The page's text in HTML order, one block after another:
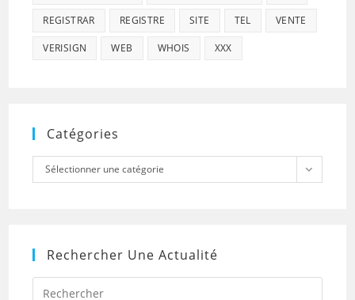
REGISTRAR REGISTRE SITE TEL VENTE
VERISIGN WEB WHOIS XXX
Catégories
Catégories
Sélectionner une catégorie
Rechercher Une Actualité
Press